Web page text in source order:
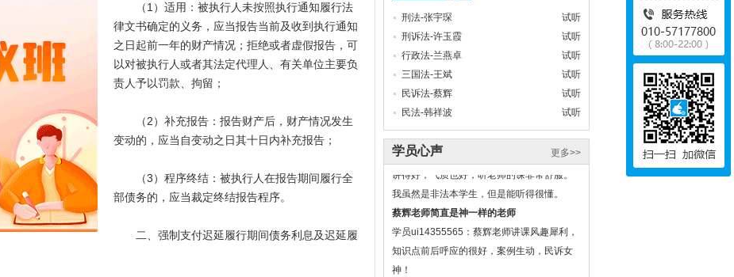
（1）适用：被执行人未按照执行通知履行法
律文书确定的义务，应当报告当前及收到执行通知
之日起前一年的财产情况；拒绝或者虚假报告，可
以对被执行人或者其法定代理人、有关单位主要负
责人予以罚款、拘留；
（2）补充报告：报告财产后，财产情况发生
变动的，应当自变动之日其十日内补充报告；
（3）程序终结：被执行人在报告期间履行全
部债务的，应当裁定终结报告程序。
二、强制支付迟延履行期间债务利息及迟延履
试听
刑法-张宇琛
试听
刑诉法-许玉霞
试听
行政法-兰燕卓
试听
三国法-王斌
试听
民诉法-蔡辉
试听
民法-韩祥波
更多>>
学员心声
听兰燕卓老师的课非常舒服~
学员dc14032538：史飚老师师德非常好，课
我虽然是非法本学生，但是能听得很懂。
蔡辉老师简直是神一样的老师
学员ui14355565：蔡辉老师讲课风趣犀利，
知识点前后呼应的很好，案例生动，民诉女
神！